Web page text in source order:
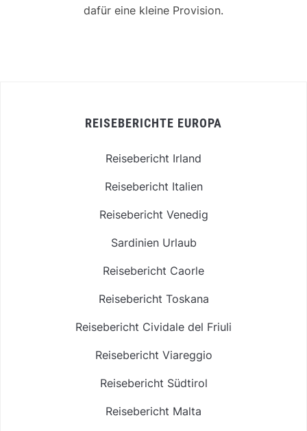
dafür eine kleine Provision.
REISEBERICHTE EUROPA
Reisebericht Irland
Reisebericht Italien
Reisebericht Venedig
Sardinien Urlaub
Reisebericht Caorle
Reisebericht Toskana
Reisebericht Cividale del Friuli
Reisebericht Viareggio
Reisebericht Südtirol
Reisebericht Malta